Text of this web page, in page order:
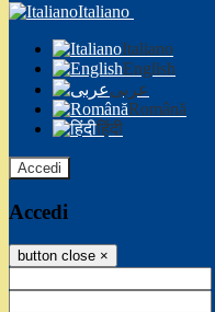
Italiano
Italiano
English
عربى
Română
हिंदी
Accedi
Accedi
button close ×